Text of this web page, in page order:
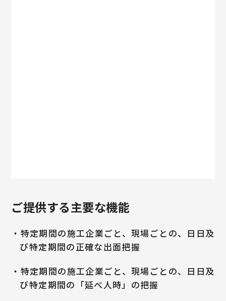
ご提供する主要な機能
・特定期間の施工企業ごと、現場ごとの、日日及
び特定期間の正確な出面把握
・特定期間の施工企業ごと、現場ごとの、日日及
び特定期間の「延べ人時」の把握